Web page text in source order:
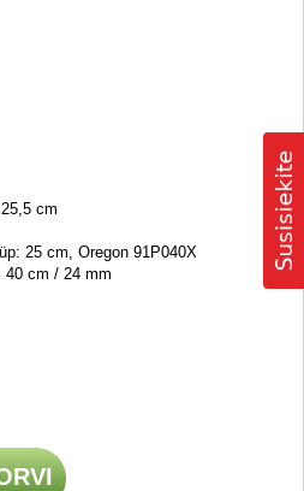
cm
25 cm, Oregon 91P040X
40 cm / 24 mm